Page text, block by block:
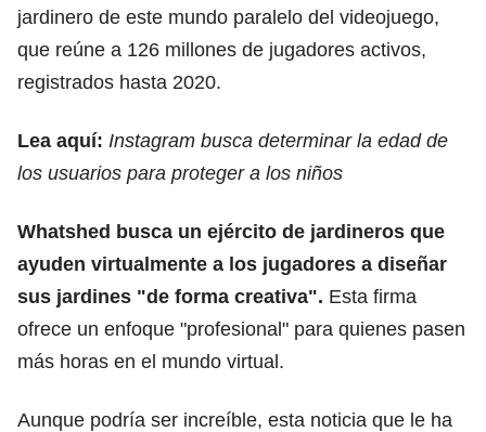
jardinero de este mundo paralelo del videojuego,
que reúne a 126 millones de jugadores activos,
registrados hasta 2020.
Lea aquí: Instagram busca determinar la edad de
los usuarios para proteger a los niños
Whatshed busca un ejército de jardineros que
ayuden virtualmente a los jugadores a diseñar
sus jardines "de forma creativa". Esta firma
ofrece un enfoque "profesional" para quienes pasen
más horas en el mundo virtual.
Aunque podría ser increíble, esta noticia que le ha